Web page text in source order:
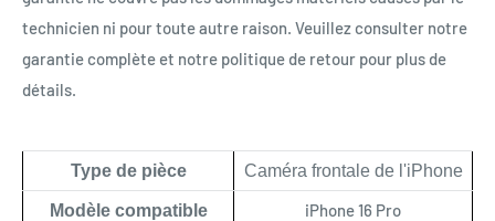
technicien ni pour toute autre raison. Veuillez consulter notre
garantie complète et notre politique de retour pour plus de
détails.
Type de pièce Caméra frontale de l'iPhone
Modèle compatible iPhone 16 Pro